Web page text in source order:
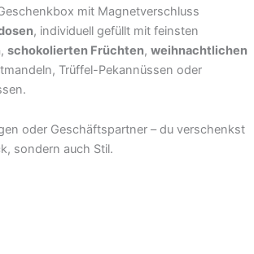
mit Magnetverschluss
, individuell gefüllt mit feinsten
, schokolierten Früchten, weihnachtlichen
Trüffel-Pekannüssen oder
oder Geschäftspartner – du verschenkst
sondern auch Stil.